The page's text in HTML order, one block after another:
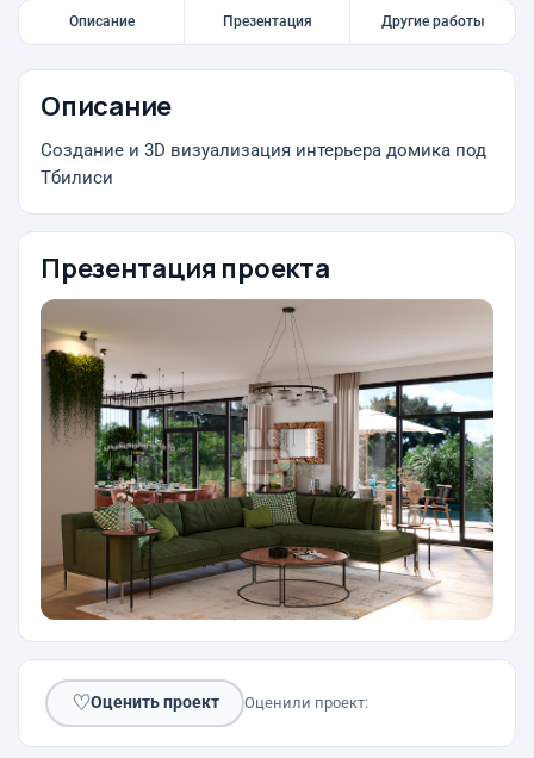
Описание Презентация Другие работы
Описание
Создание и 3D визуализация интерьера домика под
Тбилиси
Презентация проекта
♡Оценить проект Оценили проект: